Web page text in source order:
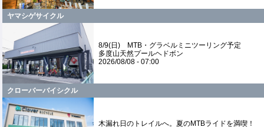
ヤマシゲサイクル
8/9(日) MTB・グラベルミニツーリング予定
多度山天然プールヘドボン
2026/08/08 - 07:00
クローバーバイシクル
木漏れ日のトレイルへ。夏のMTBライドを満喫！